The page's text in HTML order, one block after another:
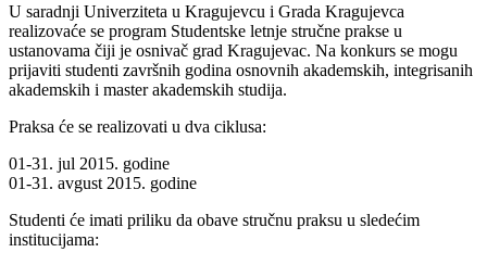
U saradnji Univerziteta u Kragujevcu i Grada Kragujevca
realizovaće se program Studentske letnje stručne prakse u
ustanovama čiji je osnivač grad Kragujevac. Na konkurs se mogu
prijaviti studenti završnih godina osnovnih akademskih, integrisanih
akademskih i master akademskih studija.
Praksa će se realizovati u dva ciklusa:
01-31. jul 2015. godine
01-31. avgust 2015. godine
Studenti će imati priliku da obave stručnu praksu u sledećim
institucijama: